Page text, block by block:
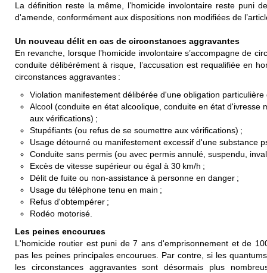
La définition reste la même, l’homicide involontaire reste puni
d'amende, conformément aux dispositions non modifiées de
Un nouveau délit en cas de circonstances aggravantes
En revanche, lorsque l’homicide involontaire s’accompagne de
conduite délibérément à risque, l’accusation est requalifiée en
circonstances aggravantes :
Violation manifestement délibérée d'une obligation
Alcool (conduite en état alcoolique, conduite en état d'ivresse
aux vérifications) ;
Stupéfiants (ou refus de se soumettre aux vérifications) ;
Usage détourné ou manifestement excessif d'une substance
Conduite sans permis (ou avec permis annulé, suspendu,
Excès de vitesse supérieur ou égal à 30 km/h ;
Délit de fuite ou non-assistance à personne en danger ;
Usage du téléphone tenu en main ;
Refus d'obtempérer ;
Rodéo motorisé.
Les peines encourues
L'homicide routier est puni de 7 ans d'emprisonnement et de
pas les peines principales encourues. Par contre, si les
les circonstances aggravantes sont désormais plus